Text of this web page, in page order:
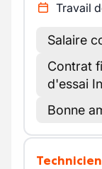
Travail
Salaire
Contrat
d'essai
Bonne